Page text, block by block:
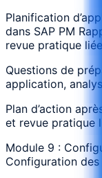
Planification
dans SAP PM
revue pratique
Questions de
application,
Plan d’action
et revue pratique
Module 9 :
Configuration